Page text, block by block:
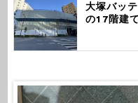
大塚バッ
の17階建